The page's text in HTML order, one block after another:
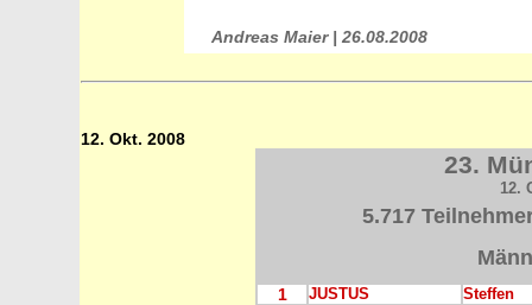
Andreas Maier | 26.08.2008
12. Okt. 2008
23.
12.
5.717
1 JUSTUS Steffen